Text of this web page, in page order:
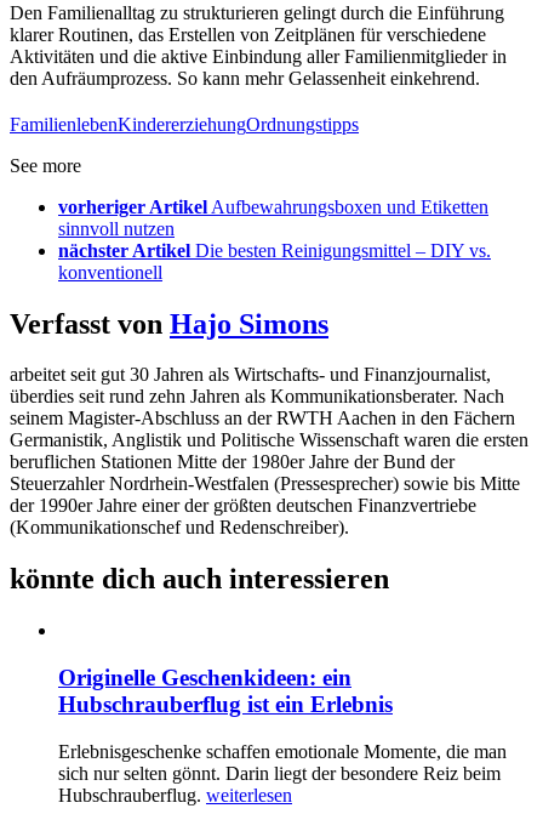
Den Familienalltag zu strukturieren gelingt durch die Einführung
klarer Routinen, das Erstellen von Zeitplänen für verschiedene
Aktivitäten und die aktive Einbindung aller Familienmitglieder in
den Aufräumprozess. So kann mehr Gelassenheit einkehrend.
FamilienlebenKindererziehungOrdnungstipps
See more
vorheriger Artikel Aufbewahrungsboxen und Etiketten
sinnvoll nutzen
nächster Artikel Die besten Reinigungsmittel – DIY vs.
konventionell
Verfasst von Hajo Simons
arbeitet seit gut 30 Jahren als Wirtschafts- und Finanzjournalist,
überdies seit rund zehn Jahren als Kommunikationsberater. Nach
seinem Magister-Abschluss an der RWTH Aachen in den Fächern
Germanistik, Anglistik und Politische Wissenschaft waren die ersten
beruflichen Stationen Mitte der 1980er Jahre der Bund der
Steuerzahler Nordrhein-Westfalen (Pressesprecher) sowie bis Mitte
der 1990er Jahre einer der größten deutschen Finanzvertriebe
(Kommunikationschef und Redenschreiber).
könnte dich auch interessieren
Originelle Geschenkideen: ein
Hubschrauberflug ist ein Erlebnis
Erlebnisgeschenke schaffen emotionale Momente, die man
sich nur selten gönnt. Darin liegt der besondere Reiz beim
Hubschrauberflug. weiterlesen